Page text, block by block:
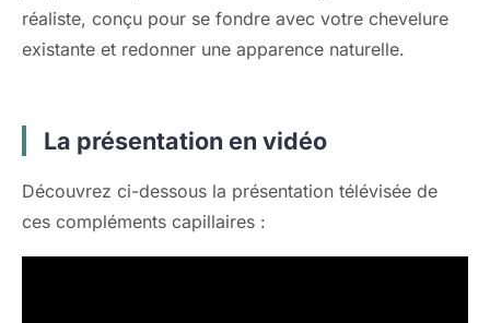
réaliste, conçu pour se fondre avec votre chevelure
existante et redonner une apparence naturelle.
La présentation en vidéo
Découvrez ci-dessous la présentation télévisée de
ces compléments capillaires :